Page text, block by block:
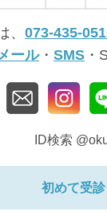
、 073-435-
ール・ SMS ・
ID検索
初めて受